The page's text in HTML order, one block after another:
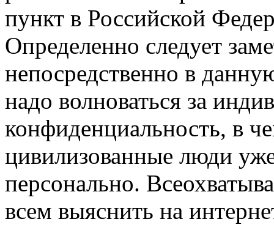
пункт в Российской
Определенно следует
непосредственно в
надо волноваться за
конфиденциальность, в
цивилизованные люди
персонально.
всем выяснить на